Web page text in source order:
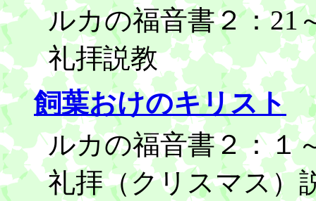
ルカの福音書２：21
礼拝説教
飼葉おけのキリスト
ルカの福音書２：１
礼拝（クリスマス）